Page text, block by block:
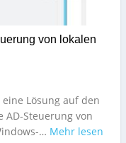
von lokalen
Lösung auf den
Steuerung von
… Mehr lesen